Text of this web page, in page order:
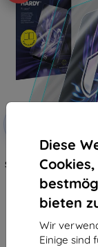
Diese
bieten
Wir
Einige sind
3mk Hardy
Schutzglas für
Pro 6
24,89 €
22,41
Auf Lager > 5